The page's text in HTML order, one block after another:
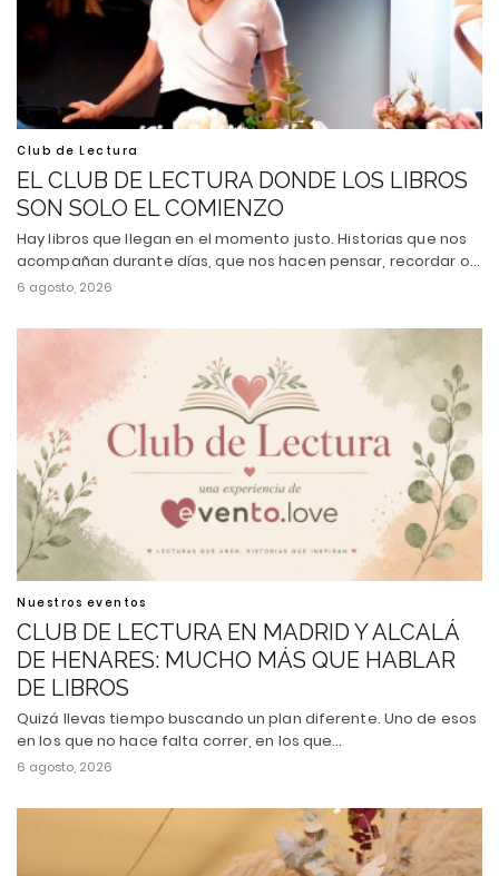
Club de Lectura
EL CLUB DE LECTURA DONDE LOS LIBROS
SON SOLO EL COMIENZO
Hay libros que llegan en el momento justo. Historias que nos
acompañan durante días, que nos hacen pensar, recordar o…
6 agosto, 2026
Nuestros eventos
CLUB DE LECTURA EN MADRID Y ALCALÁ
DE HENARES: MUCHO MÁS QUE HABLAR
DE LIBROS
Quizá llevas tiempo buscando un plan diferente. Uno de esos
en los que no hace falta correr, en los que…
6 agosto, 2026